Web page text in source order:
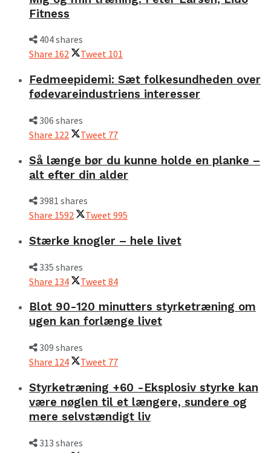
Fitness
404 shares
Share 162 Tweet 101
Fedmeepidemi: Sæt folkesundheden over
fødevareindustriens interesser
306 shares
Share 122 Tweet 77
Så længe bør du kunne holde en planke –
alt efter din alder
3981 shares
Share 1592 Tweet995
Stærke knogler – hele livet
335 shares
Share 134 Tweet 84
Blot 90-120 minutters styrketræning om
ugen kan forlænge livet
309 shares
Share 124 Tweet 77
Styrketræning +60 -Eksplosiv styrke kan
være nøglen til et længere, sundere og
mere selvstændigt liv
313 shares